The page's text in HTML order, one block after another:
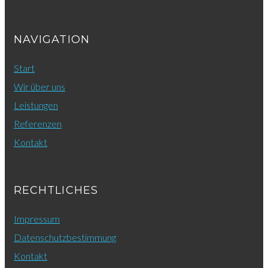
NAVIGATION
Start
Wir über uns
Leistungen
Referenzen
Kontakt
RECHTLICHES
Impressum
Datenschutzbestimmung
Kontakt